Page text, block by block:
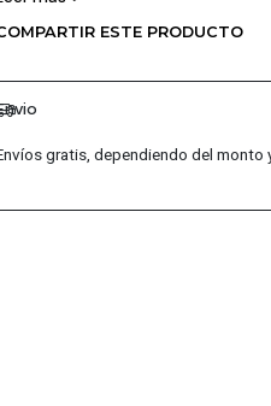
NOCSAE. Lavar a
de Comprar en Pacific
garantizando la autenticidad
ESTE PRODUCTO
gratis, dependiendo del monto